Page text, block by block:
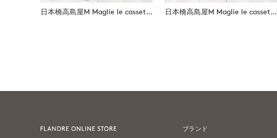
日本橋高島屋M Maglie le cassetto 日本橋高島屋M Maglie le cassetto
ブランド